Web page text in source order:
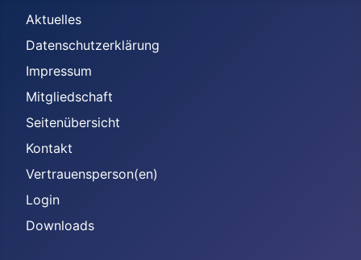
Aktuelles
Datenschutzerklärung
Impressum
Mitgliedschaft
Seitenübersicht
Kontakt
Vertrauensperson(en)
Login
Downloads